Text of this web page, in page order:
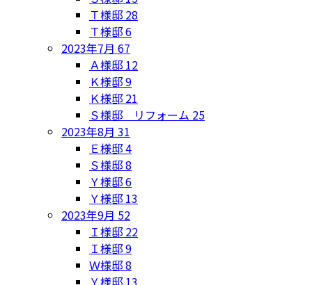
Ｔ様邸 28
Ｔ様邸6
2023年7月 67
Ａ様邸 12
Ｋ様邸9
Ｋ様邸 21
Ｓ様邸 リフォーム 25
2023年8月 31
Ｅ様邸4
Ｓ様邸8
Ｙ様邸6
Ｙ様邸 13
2023年9月 52
Ｉ様邸 22
Ｉ様邸9
Ｗ様邸8